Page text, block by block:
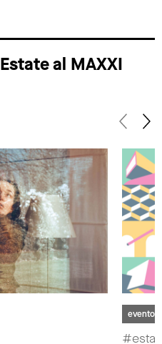
Estate al MAXXI
evento